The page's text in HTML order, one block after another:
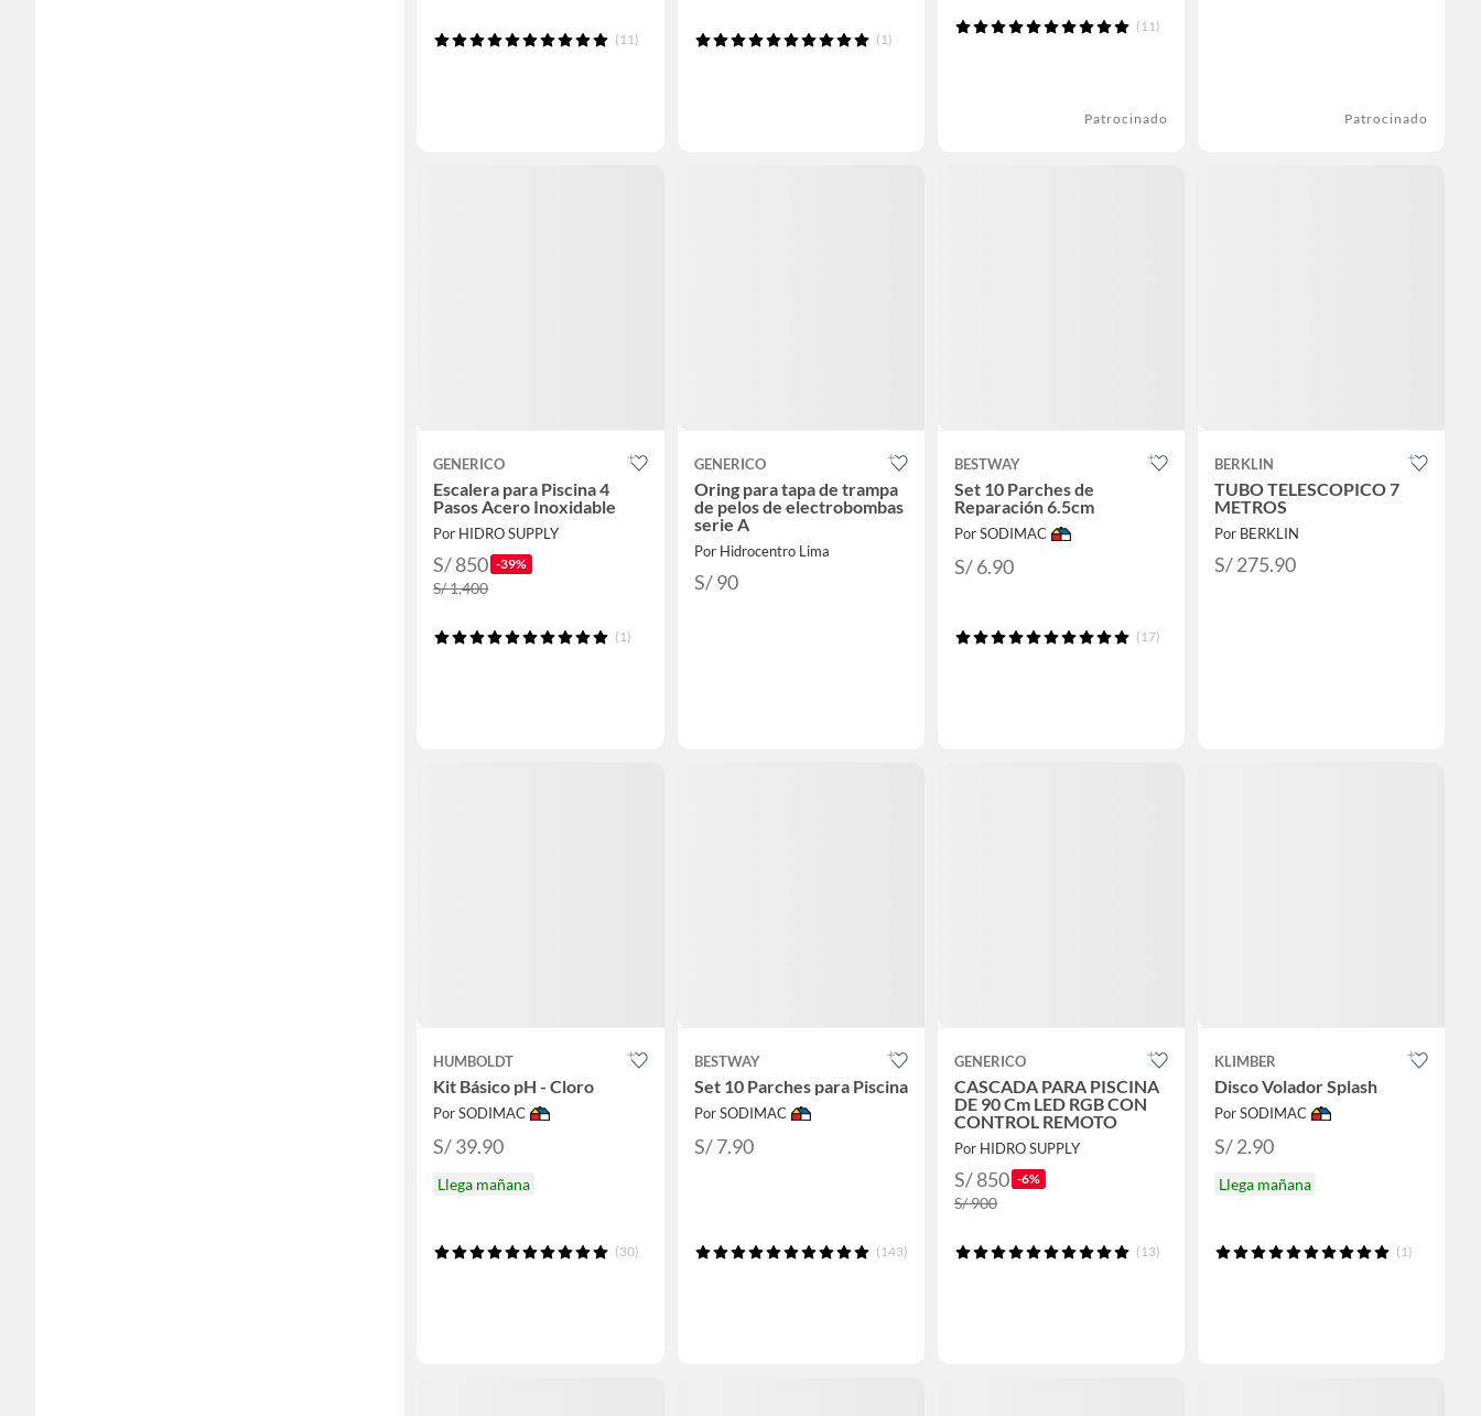
(11) (1)
(11)
Patrocinado Patrocinado
GENERICO
Escalera para Piscina 4
Pasos Acero Inoxidable
Por HIDRO SUPPLY
S/ 850 -39%
S/ 1,400
(1)
GENERICO
Oring para tapa de trampa
de pelos de electrobombas
serie A
Por Hidrocentro Lima
S/ 90
BESTWAY
Set 10 Parches de
Reparación 6.5cm
Por SODIMAC
S/ 6.90
(17)
BERKLIN
TUBO TELESCOPICO 7
METROS
Por BERKLIN
S/ 275.90
HUMBOLDT
Kit Básico pH - Cloro
Por SODIMAC
S/ 39.90
Llega mañana
(30)
BESTWAY
Set 10 Parches para Piscina
Por SODIMAC
S/ 7.90
(143)
GENERICO
CASCADA PARA PISCINA
DE 90 Cm LED RGB CON
CONTROL REMOTO
Por HIDRO SUPPLY
S/ 850 -6%
S/ 900
(13)
KLIMBER
Disco Volador Splash
Por SODIMAC
S/ 2.90
Llega mañana
(1)